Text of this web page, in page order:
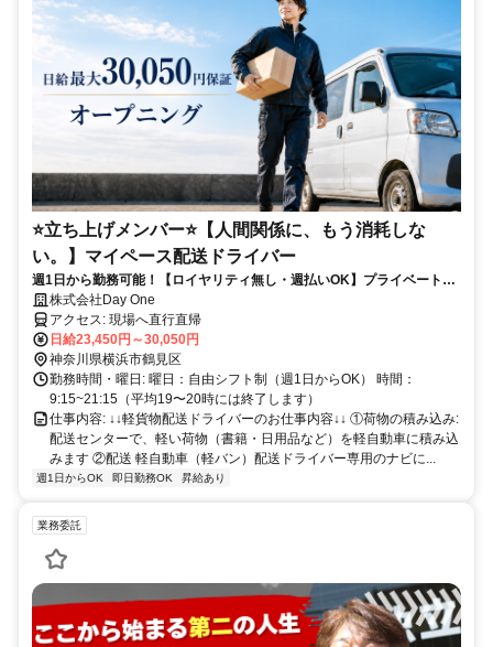
⭐️立ち上げメンバー⭐️【人間関係に、もう消耗しな
い。】マイペース配送ドライバー
週1日から勤務可能！【ロイヤリティ無し・週払いOK】プライベートも
充実！
株式会社Day One
アクセス: 現場へ直行直帰
日給23,450円～30,050円
神奈川県横浜市鶴見区
勤務時間・曜日: 曜日：自由シフト制（週1日からOK） 時間：
9:15~21:15（平均19〜20時には終了します）
仕事内容: ↓↓軽貨物配送ドライバーのお仕事内容↓↓ ①荷物の積み込み:
配送センターで、軽い荷物（書籍・日用品など）を軽自動車に積み込
みます ②配送 軽自動車（軽バン）配送ドライバー専用のナビに...
週1日からOK 即日勤務OK 昇給あり
業務委託